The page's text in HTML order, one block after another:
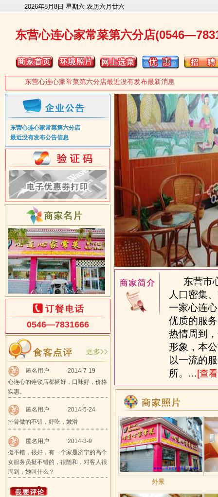
2026年8月8日 星期六 农历六月廿六
东营心连心家常菜第六分店
东营心连心家常菜第六分店最近没有发布最新消息
东营心连心家常菜第六分店
最近没有发布公告信息
0546—7831666
匿名用户
2014-7-19
心连心的连锁店都挺好，口味好，价格
实惠。
匿名用户
2014-5-24
排骨做的不错，好吃，嫩滑
匿名用户
2014-3-9
挺不错，很好，有一个家是济宁的高个
女服务员挺不错的，很随和，对客人很
周到，她叫什么？
东营市心
人口密集
一家心连
优质的服
热情周到
形象，本
以一流的
所。... [查
外景